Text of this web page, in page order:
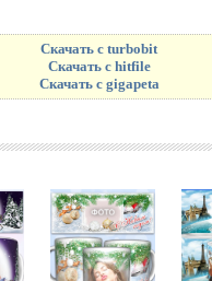
Скачать с turbobit
Скачать с hitfile
Скачать с gigapeta